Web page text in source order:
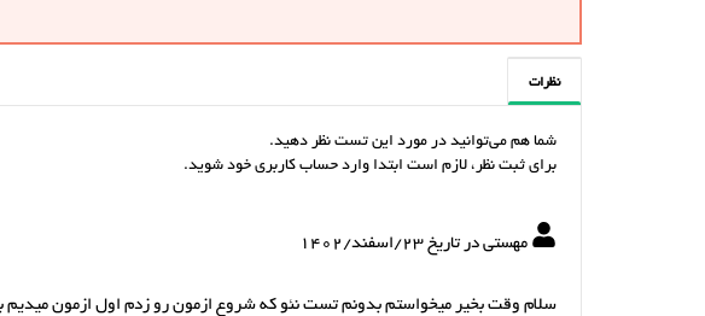
نظرات
شما هم می‌توانید در مورد این تست نظر دهید.
برای ثبت نظر، لازم است ابتدا وارد حساب کاربری خود شوید.
مهستی در تاریخ 23/اسفند/1402
سلام وقت بخیر میخواستم بدونم تست نئو که شروع ازمون رو زدم اول ازمون میدیم